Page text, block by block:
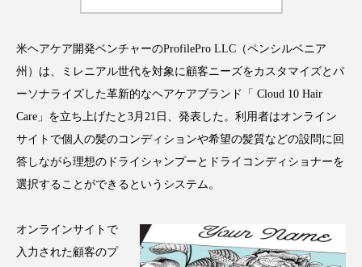
Gemini Instagram SNS
TikTok アスタキサンチン
アスレジャーコスメ アレルギー アロマ
インナービューティーアワード2025受賞商品
米ヘアケア開発ベンチャーのProfilePro LLC（ペンシルベニア
州）は、ミレニアル世代を対象に顧客ニーズをカスタマイズとパ
ーソナライズした革新的なヘアケアブランド「 Cloud 10 Hair
Care」を立ち上げたと3月21日、発表した。利用者はオンライン
サイトで個人の髪のコンディションや希望の髪質などの設問に回
答しながら理想のドライシャンプーとドライコンディショナーを
選択することができるというシステム。
オンラインサイトで
入力された顧客のプ